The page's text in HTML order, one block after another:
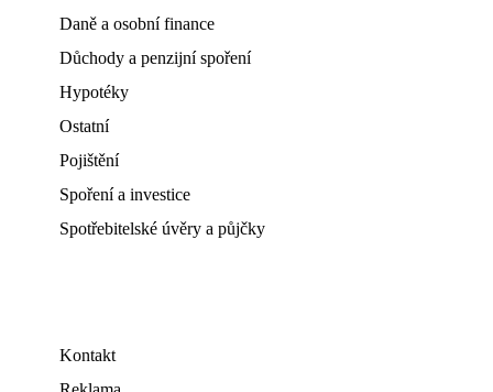
Daně a osobní finance
Důchody a penzijní spoření
Hypotéky
Ostatní
Pojištění
Spoření a investice
Spotřebitelské úvěry a půjčky
Kontakt